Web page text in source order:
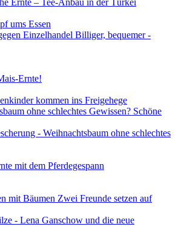
ums Essen
Einzelhandel Billiger, bequemer -
Ernte!
kommen ins Freigehege
ohne schlechtes Gewissen? Schöne
- Weihnachtsbaum ohne schlechtes
mit dem Pferdegespann
mit Bäumen Zwei Freunde setzen auf
- Lena Ganschow und die neue